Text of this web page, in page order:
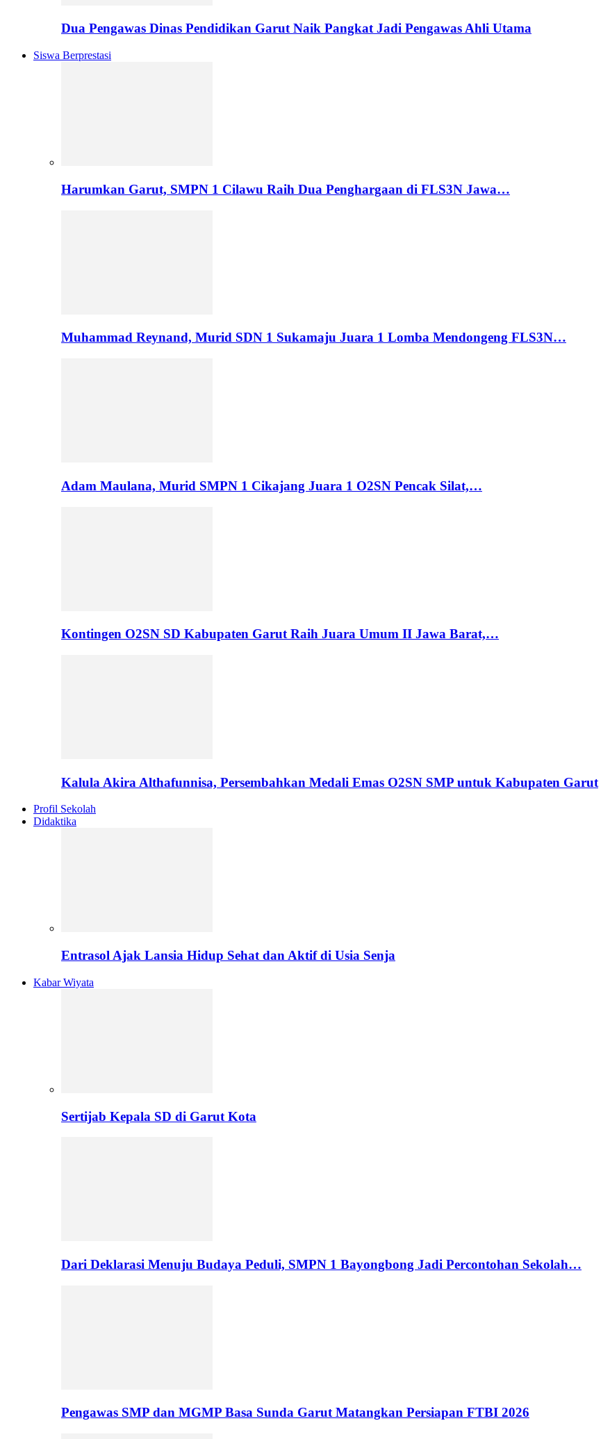
Dua Pengawas Dinas Pendidikan Garut Naik Pangkat Jadi Pengawas Ahli Utama
Siswa Berprestasi
Harumkan Garut, SMPN 1 Cilawu Raih Dua Penghargaan di FLS3N Jawa…
Muhammad Reynand, Murid SDN 1 Sukamaju Juara 1 Lomba Mendongeng FLS3N…
Adam Maulana, Murid SMPN 1 Cikajang Juara 1 O2SN Pencak Silat,…
Kontingen O2SN SD Kabupaten Garut Raih Juara Umum II Jawa Barat,…
Kalula Akira Althafunnisa, Persembahkan Medali Emas O2SN SMP untuk Kabupaten Garut
Profil Sekolah
Didaktika
Entrasol Ajak Lansia Hidup Sehat dan Aktif di Usia Senja
Kabar Wiyata
Sertijab Kepala SD di Garut Kota
Dari Deklarasi Menuju Budaya Peduli, SMPN 1 Bayongbong Jadi Percontohan Sekolah…
Pengawas SMP dan MGMP Basa Sunda Garut Matangkan Persiapan FTBI 2026